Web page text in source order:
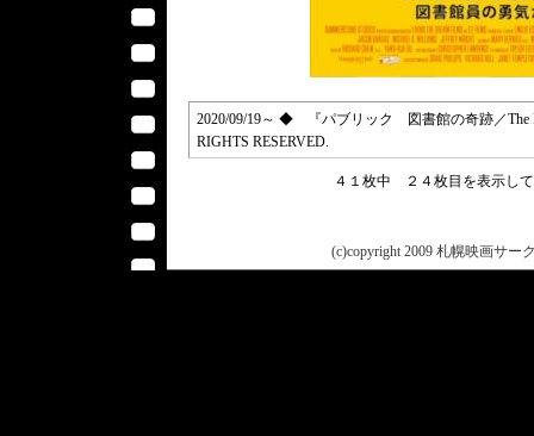
2020/09/19～ ◆ 『パブリック 図書館の奇跡／The
RIGHTS RESERVED.
４１枚中 ２４枚目を表示し
(c)copyright 2009 札幌映画サー